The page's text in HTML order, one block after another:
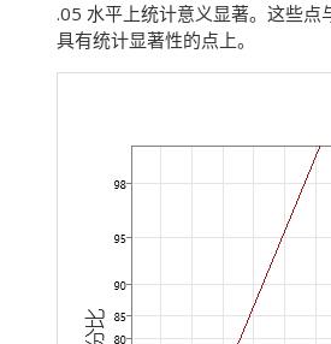
.05 水平上统计意义显著。这些
具有统计显著性的点上。